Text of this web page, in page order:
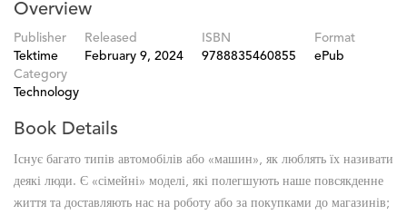
Overview
Publisher
Tektime
Released
February 9, 2024
ISBN
9788835460855
Format
ePub
Category
Technology
Book Details
Існує багато типів автомобілів або «машин», як люблять їх називати
деякі люди. Є «сімейні» моделі, які полегшують наше повсякденне
життя та доставляють нас на роботу або за покупками до магазинів;